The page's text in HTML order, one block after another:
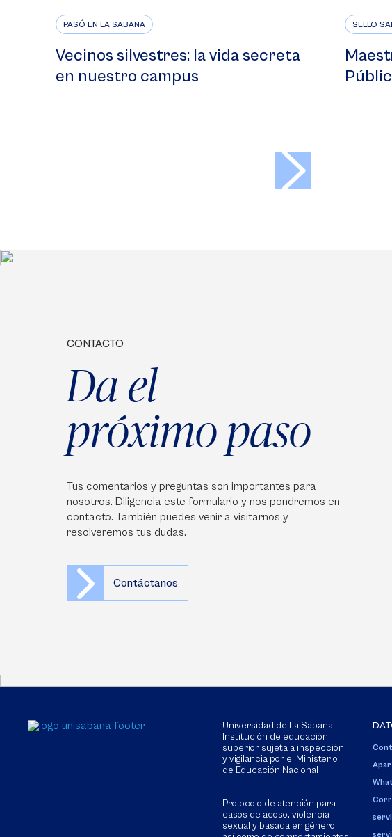
PASÓ EN LA SABANA
Vecinos silvestres: la vida secreta
en nuestro campus
SELLO
CONTACTO
Da el
próximo paso
Tus comentarios y preguntas son importantes para
nosotros. Diligencia este formulario y nos pondremos en
contacto. También puedes venir a visitarnos y
resolveremos tus dudas.
Contáctanos
Universidad de La Sabana
Institución de educación
superior sujeta a inspección
y vigilancia por el Ministerio
de Educación Nacional
Protocolo de atención para
casos de acoso, violencia
sexual y basada en género,